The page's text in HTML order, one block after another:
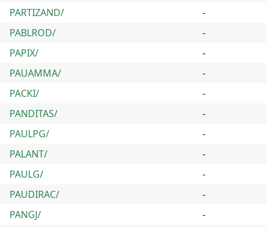
PARTIZAND/
-
PABLROD/
-
PAPIX/
-
PAUAMMA/
-
PACKI/
-
PANDITAS/
-
PAULPG/
-
PALANT/
-
PAULG/
-
PAUDIRAC/
-
PANGJ/
-